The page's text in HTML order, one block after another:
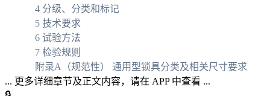
4 分级、分类和标记
5 技术要求
6 试验方法
7 检验规则
附录A（规范性） 通用型锁具分类及相关尺寸要求
... 更多详细章节及正文内容，请在 APP 中查看 ...